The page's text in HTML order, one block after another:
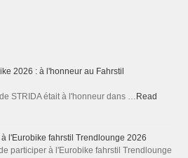
2026 : à l'honneur au Fahrstil
STRIDA était à l'honneur dans … Read
l'Eurobike fahrstil Trendlounge 2026
participer à l'Eurobike fahrstil Trendlounge